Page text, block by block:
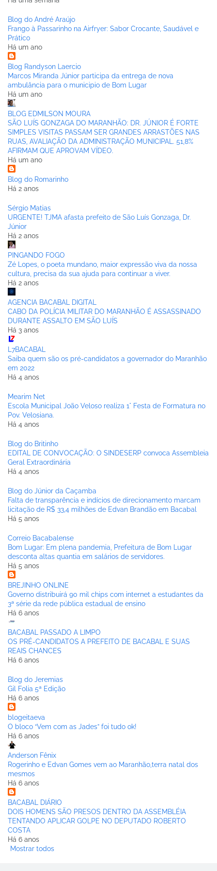
Blog do André Araújo
Frango à Passarinho na Airfryer: Sabor Crocante, Saudável e
Prático
Há um ano
Blog Randyson Laercio
Marcos Miranda Júnior participa da entrega de nova
ambulância para o municipio de Bom Lugar
Há um ano
BLOG EDMILSON MOURA
SÃO LUÍS GONZAGA DO MARANHÃO: DR. JÚNIOR É FORTE
SIMPLES VISITAS PASSAM SER GRANDES ARRASTÕES NAS
RUAS, AVALIAÇÃO DA ADMINISTRAÇÃO MUNICIPAL. 51,8%
AFIRMAM QUE APROVAM VÍDEO.
Há um ano
Blog do Romarinho
Há 2 anos
Sérgio Matias
URGENTE! TJMA afasta prefeito de São Luís Gonzaga, Dr.
Júnior
Há 2 anos
PINGANDO FOGO
Zé Lopes, o poeta mundano, maior expressão viva da nossa
cultura, precisa da sua ajuda para continuar a viver.
Há 2 anos
AGENCIA BACABAL DIGITAL
CABO DA POLÍCIA MILITAR DO MARANHÃO É ASSASSINADO
DURANTE ASSALTO EM SÃO LUÍS
Há 3 anos
L7BACABAL
Saiba quem são os pré-candidatos a governador do Maranhão
em 2022
Há 4 anos
Mearim Net
Escola Municipal João Veloso realiza 1° Festa de Formatura no
Pov. Velosiana.
Há 4 anos
Blog do Britinho
EDITAL DE CONVOCAÇÃO: O SINDESERP convoca Assembleia
Geral Extraordinária
Há 4 anos
Blog do Júnior da Caçamba
Falta de transparência e indícios de direcionamento marcam
licitação de R$ 33,4 milhões de Edvan Brandão em Bacabal
Há 5 anos
Correio Bacabalense
Bom Lugar: Em plena pandemia, Prefeitura de Bom Lugar
desconta altas quantia em salários de servidores.
Há 5 anos
BREJINHO ONLINE
Governo distribuirá 90 mil chips com internet a estudantes da
3ª série da rede pública estadual de ensino
Há 6 anos
BACABAL PASSADO A LIMPO
OS PRÉ-CANDIDATOS A PREFEITO DE BACABAL E SUAS
REAIS CHANCES
Há 6 anos
Blog do Jeremias
Gil Folia 5ª Edição
Há 6 anos
blogeitaeva
O bloco “Vem com as Jades” foi tudo ok!
Há 6 anos
Anderson Fênix
Rogerinho e Edvan Gomes vem ao Maranhão,terra natal dos
mesmos
Há 6 anos
BACABAL DIÁRIO
DOIS HOMENS SÃO PRESOS DENTRO DA ASSEMBLÉIA
TENTANDO APLICAR GOLPE NO DEPUTADO ROBERTO
COSTA
Há 6 anos
Mostrar todos